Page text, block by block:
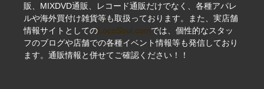
販、MIXDVD通販、レコード通販だけでなく、各種アパレ
ルや海外買付け雑貨等も取扱っております。また、実店舗
情報サイトとしてのLocoSoul.comでは、個性的なスタッ
フのブログや店舗での各種イベント情報等も発信しており
ます。通販情報と併せてご確認ください！！